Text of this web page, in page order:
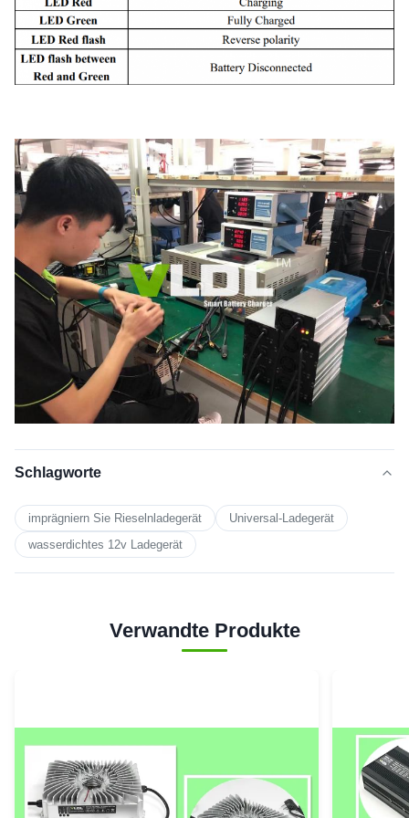
Schlagworte
imprägniern Sie Rieselnladegerät
Universal-Ladegerät
wasserdichtes 12v Ladegerät
Verwandte Produkte